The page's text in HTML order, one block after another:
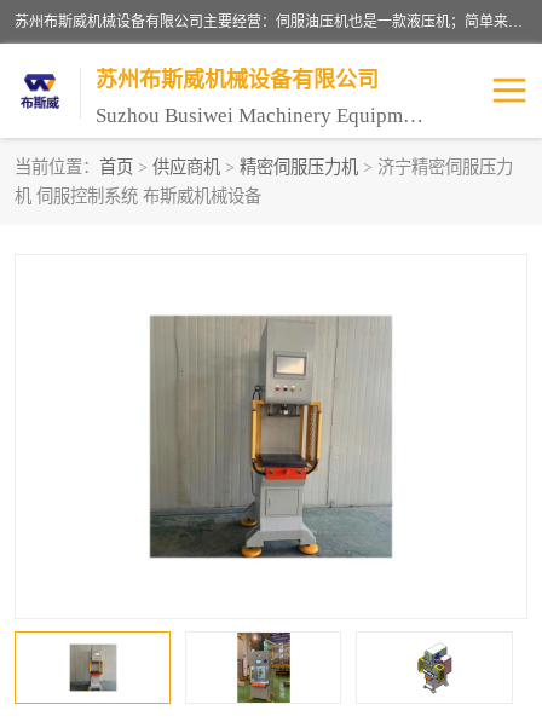
苏州布斯威机械设备有限公司主要经营：伺服油压机也是一款液压机；简单来说，传统的油压机，选用的是普通电机，普通电机容易发热，容易烧坏。伺服油压机采用先进的伺服电机，一般选用汇川 、日本大金、台达等品牌。伺服电机配套伺服泵还有伺服驱动器等部件，这样机器的电机过热，能耗的控制、机器工作的噪音都得到了完美的解决。
苏州布斯威机械设备有限公司
Suzhou Busiwei Machinery Equipment Co., Ltd.
当前位置： 首页 > 供应商机 > 精密伺服压力机 > 济宁精密伺服压力
机 伺服控制系统 布斯威机械设备
单柱油压机-C型油压机
精密伺服压力机